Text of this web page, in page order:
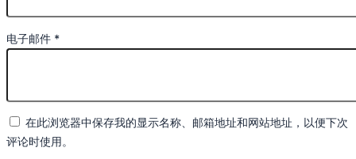
电子邮件 *
在此浏览器中保存我的显示名称、邮箱地址和网站地址，以便下次
评论时使用。